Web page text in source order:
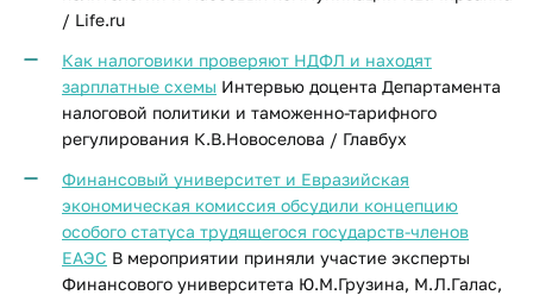
/ Life.ru
Как налоговики проверяют НДФЛ и находят
зарплатные схемы Интервью доцента Департамента
налоговой политики и таможенно-тарифного
регулирования К.В.Новоселова / Главбух
Финансовый университет и Евразийская
экономическая комиссия обсудили концепцию
особого статуса трудящегося государств-членов
ЕАЭС В мероприятии приняли участие эксперты
Финансового университета Ю.М.Грузина, М.Л.Галас,